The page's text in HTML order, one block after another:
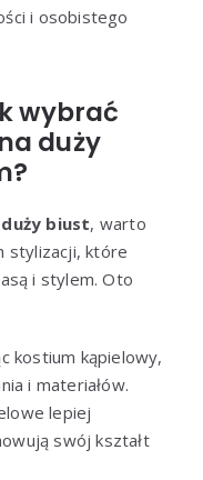
i osobistego
wybrać
duży
duży biust, warto
stylizacji, które
i stylem. Oto
kostium kąpielowy,
i materiałów.
lepiej
swój kształt